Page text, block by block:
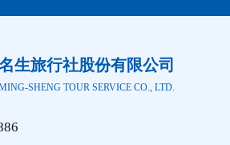
生旅行社股份有限公司
SHENG TOUR SERVICE CO., LTD.